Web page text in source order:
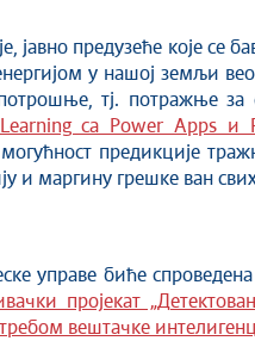
јавно предузеће које
у нашој земљи
тј. потражње
са Power Apps и
могућност предикције
и маргину грешке ван
управе биће
пројекат
вештачке